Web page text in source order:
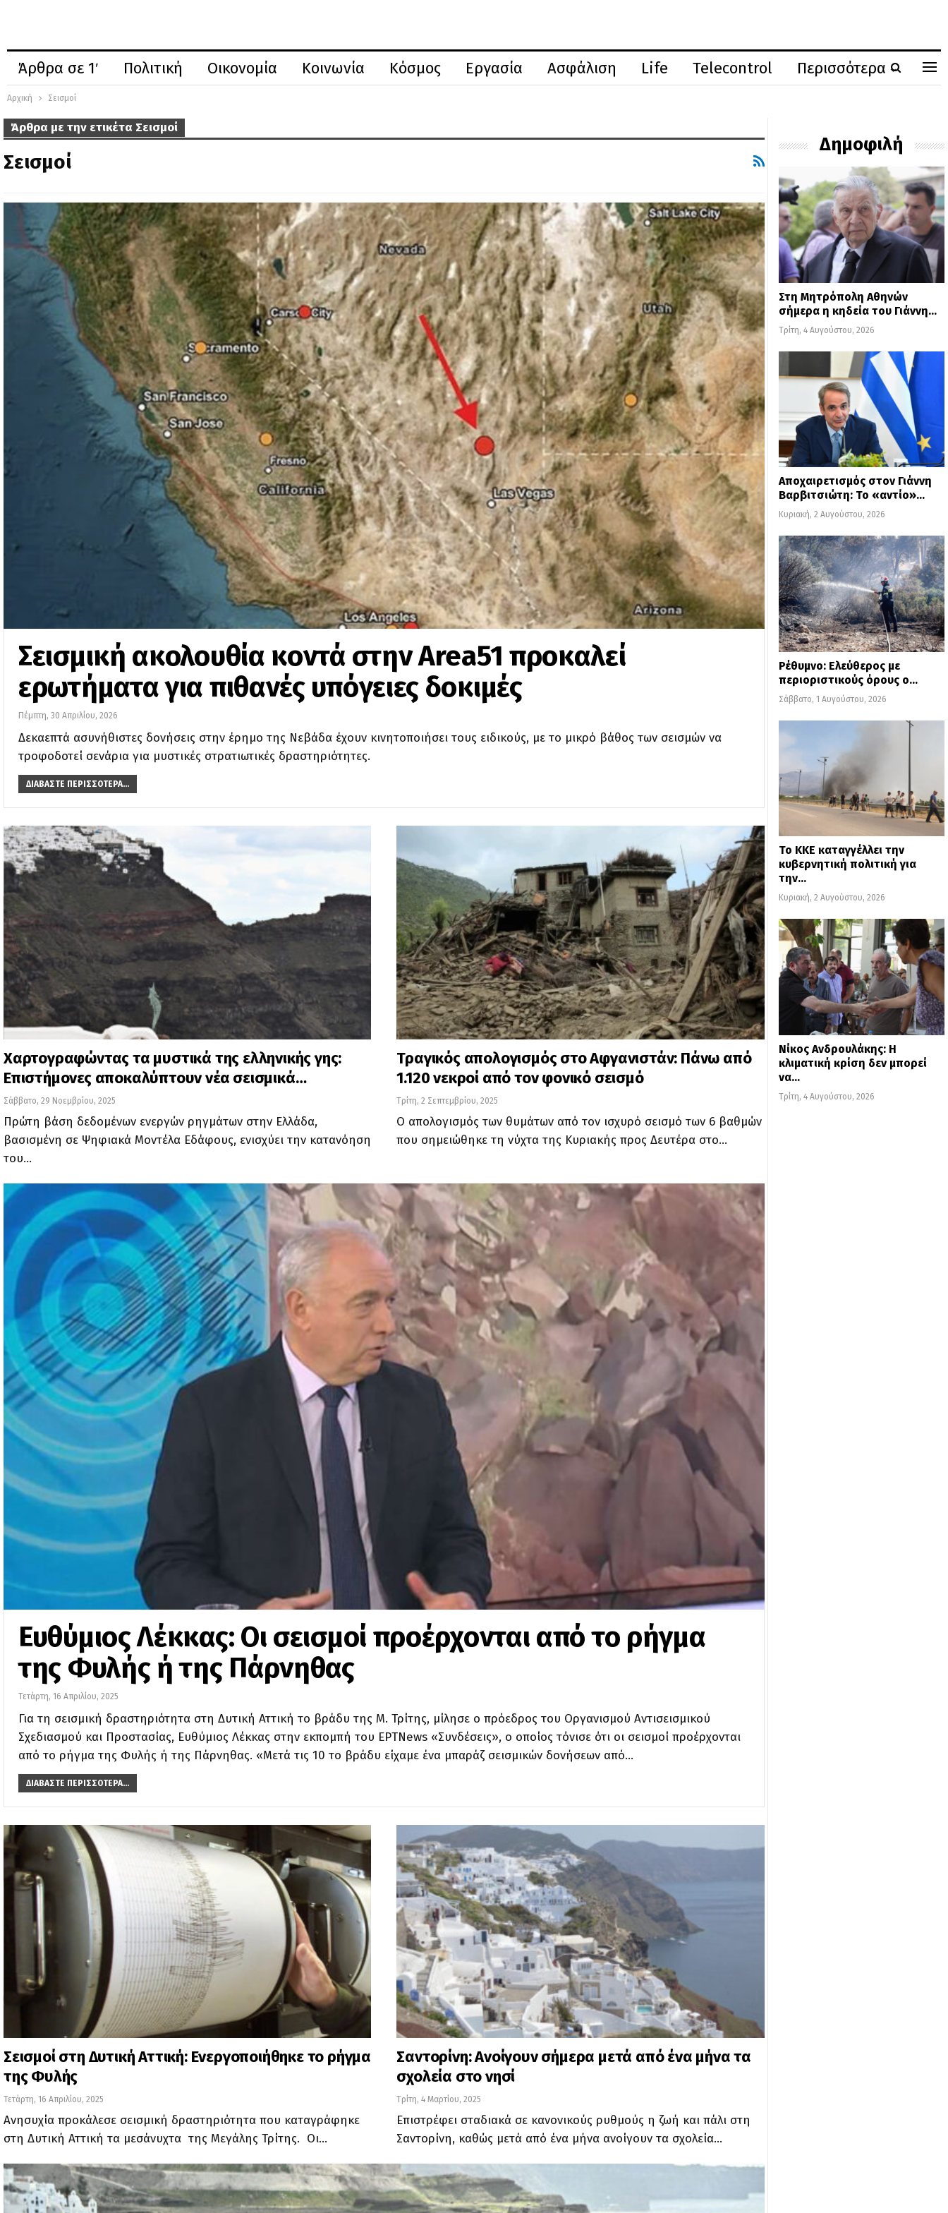
Άρθρα σε 1′ Πολιτική Οικονομία Κοινωνία Κόσμος Εργασία Ασφάλιση Life Telecontrol Περισσότερα
Αρχική Σεισμοί
Άρθρα με την ετικέτα Σεισμοί
Σεισμοί
Σεισμική ακολουθία κοντά στην Area51 προκαλεί
ερωτήματα για πιθανές υπόγειες δοκιμές
Πέμπτη, 30 Απριλίου, 2026
Δεκαεπτά ασυνήθιστες δονήσεις στην έρημο της Νεβάδα έχουν κινητοποιήσει τους ειδικούς, με το μικρό βάθος των σεισμών να
τροφοδοτεί σενάρια για μυστικές στρατιωτικές δραστηριότητες.
ΔΙΑΒΆΣΤΕ ΠΕΡΙΣΣΌΤΕΡΑ...
Χαρτογραφώντας τα μυστικά της ελληνικής γης:
Επιστήμονες αποκαλύπτουν νέα σεισμικά…
Σάββατο, 29 Νοεμβρίου, 2025
Πρώτη βάση δεδομένων ενεργών ρηγμάτων στην Ελλάδα,
βασισμένη σε Ψηφιακά Μοντέλα Εδάφους, ενισχύει την κατανόηση
του…
Τραγικός απολογισμός στο Αφγανιστάν: Πάνω από
1.120 νεκροί από τον φονικό σεισμό
Τρίτη, 2 Σεπτεμβρίου, 2025
Ο απολογισμός των θυμάτων από τον ισχυρό σεισμό των 6 βαθμών
που σημειώθηκε τη νύχτα της Κυριακής προς Δευτέρα στο…
Ευθύμιος Λέκκας: Οι σεισμοί προέρχονται από το ρήγμα
της Φυλής ή της Πάρνηθας
Τετάρτη, 16 Απριλίου, 2025
Για τη σεισμική δραστηριότητα στη Δυτική Αττική το βράδυ της Μ. Τρίτης, μίλησε o πρόεδρος του Οργανισμού Αντισεισμικού
Σχεδιασμού και Προστασίας, Ευθύμιος Λέκκας στην εκπομπή του EΡΤΝews «Συνδέσεις», ο οποίος τόνισε ότι οι σεισμοί προέρχονται
από το ρήγμα της Φυλής ή της Πάρνηθας. «Μετά τις 10 το βράδυ είχαμε ένα μπαράζ σεισμικών δονήσεων από…
ΔΙΑΒΆΣΤΕ ΠΕΡΙΣΣΌΤΕΡΑ...
Σεισμοί στη Δυτική Αττική: Ενεργοποιήθηκε το ρήγμα
της Φυλής
Τετάρτη, 16 Απριλίου, 2025
Ανησυχία προκάλεσε σεισμική δραστηριότητα που καταγράφηκε
στη Δυτική Αττική τα μεσάνυχτα της Μεγάλης Τρίτης. Οι…
Σαντορίνη: Ανοίγουν σήμερα μετά από ένα μήνα τα
σχολεία στο νησί
Τρίτη, 4 Μαρτίου, 2025
Επιστρέφει σταδιακά σε κανονικούς ρυθμούς η ζωή και πάλι στη
Σαντορίνη, καθώς μετά από ένα μήνα ανοίγουν τα σχολεία…
Δημοφιλή
Στη Μητρόπολη Αθηνών
σήμερα η κηδεία του Γιάννη…
Τρίτη, 4 Αυγούστου, 2026
Αποχαιρετισμός στον Γιάννη
Βαρβιτσιώτη: Το «αντίο»…
Κυριακή, 2 Αυγούστου, 2026
Ρέθυμνο: Ελεύθερος με
περιοριστικούς όρους ο…
Σάββατο, 1 Αυγούστου, 2026
Το ΚΚΕ καταγγέλλει την
κυβερνητική πολιτική για
την…
Κυριακή, 2 Αυγούστου, 2026
Νίκος Ανδρουλάκης: Η
κλιματική κρίση δεν μπορεί
να…
Τρίτη, 4 Αυγούστου, 2026